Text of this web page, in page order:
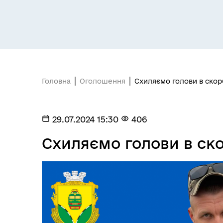
Засідання виконавчого
Головна Оголошення Схиляємо голови в
29.07.2024 15:30 406
Схиляємо голови в